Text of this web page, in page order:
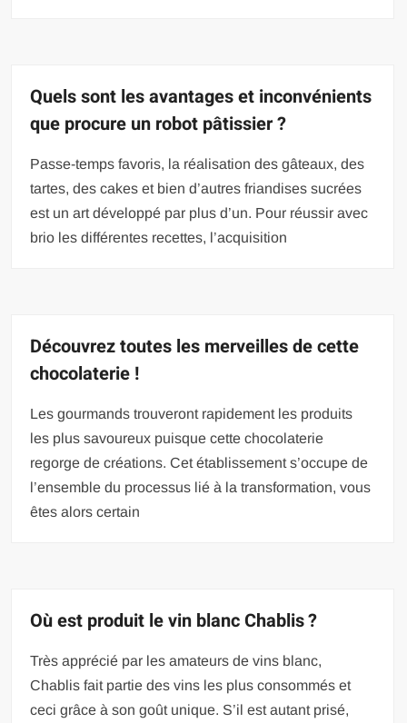
Quels sont les avantages et inconvénients
que procure un robot pâtissier ?
Passe-temps favoris, la réalisation des gâteaux, des
tartes, des cakes et bien d’autres friandises sucrées
est un art développé par plus d’un. Pour réussir avec
brio les différentes recettes, l’acquisition
Découvrez toutes les merveilles de cette
chocolaterie !
Les gourmands trouveront rapidement les produits
les plus savoureux puisque cette chocolaterie
regorge de créations. Cet établissement s’occupe de
l’ensemble du processus lié à la transformation, vous
êtes alors certain
Où est produit le vin blanc Chablis ?
Très apprécié par les amateurs de vins blanc,
Chablis fait partie des vins les plus consommés et
ceci grâce à son goût unique. S’il est autant prisé,